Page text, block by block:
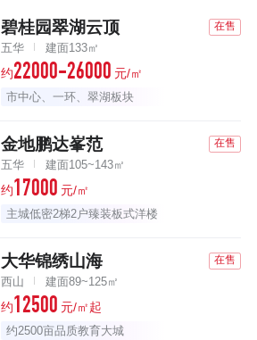
碧桂园翠湖云顶 在售
五华 建面133㎡
约22000-26000 元/㎡
市中心、一环、翠湖板块
金地鹏达峯范 在售
五华 建面105~143㎡
约17000 元/㎡
主城低密2梯2户臻装板式洋楼
大华锦绣山海 在售
西山 建面89~125㎡
约12500 元/㎡起
约2500亩品质教育大城